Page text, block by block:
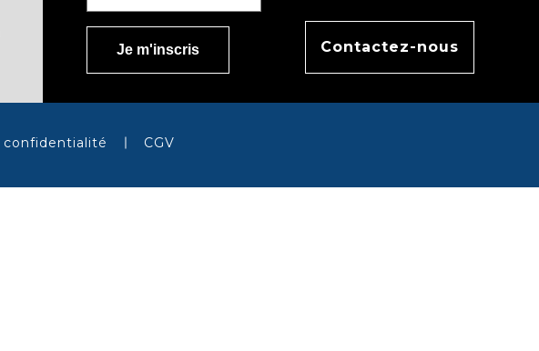
Contactez-nous
CGV